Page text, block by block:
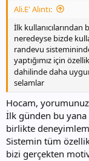
Ali.E' Alıntı:
İlk
neredeyse bizde
randevu
yaptığımız için
dahilinde daha
selamlar
Hocam,
İlk günden bu yana
birlikte
Sistemin tüm
bizi gerçekten